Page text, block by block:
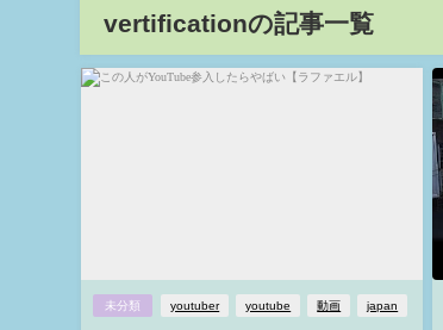
vertificationの記事一覧
未分類 youtuber youtube 動画 japan